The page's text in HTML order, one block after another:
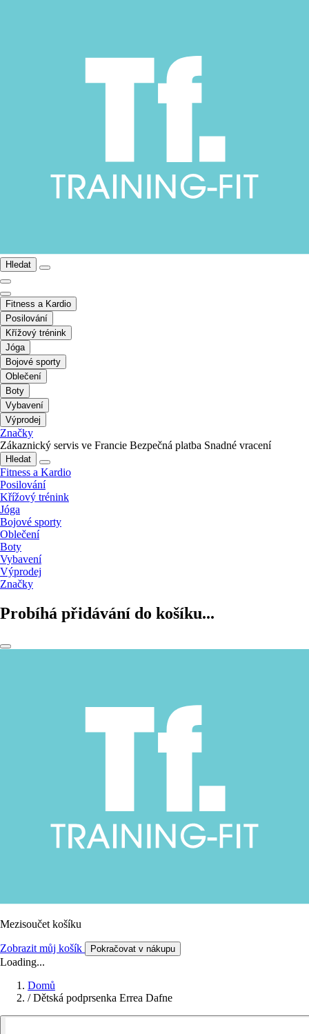
Hledat
Fitness a Kardio
Posilování
Křížový trénink
Jóga
Bojové sporty
Oblečení
Boty
Vybavení
Výprodej
Značky
Zákaznický servis ve Francie Bezpečná platba Snadné vracení
Hledat
Fitness a Kardio
Posilování
Křížový trénink
Jóga
Bojové sporty
Oblečení
Boty
Vybavení
Výprodej
Značky
Probíhá přidávání do košíku...
Mezisoučet košíku
Zobrazit můj košík Pokračovat v nákupu
Loading...
Domů
/ Dětská podprsenka Errea Dafne